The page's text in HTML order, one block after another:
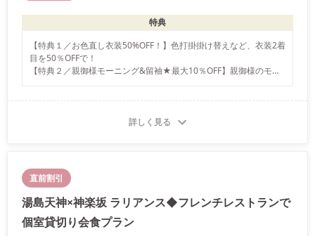
特典
【特典１／お色直し衣装50%OFF！】色打掛掛け替えなど、衣装2着
目を50％OFFで！
【特典２／親御様モーニング&留袖★最大10％OFF】親御様のモー
詳しく見る
直前割引
湯島天神×神楽坂 ラリアンス◆フレンチレストランで
個室貸切り会食プラン